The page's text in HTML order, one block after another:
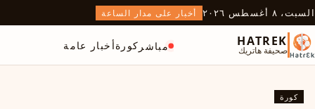
السبت، ٨ أغسطس ٢٠٢٦ أخبار على مدار الساعة
HATREK
صحيفة هاتريك مباشر كورةأخبار عامة
كورة